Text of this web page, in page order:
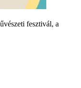
fesztivál, a